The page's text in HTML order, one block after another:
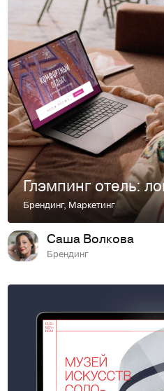
Брендинг, Маркетинг
Саша Волкова
Брендинг